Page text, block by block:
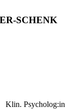
SCHENK
Klin. Psycholog:in